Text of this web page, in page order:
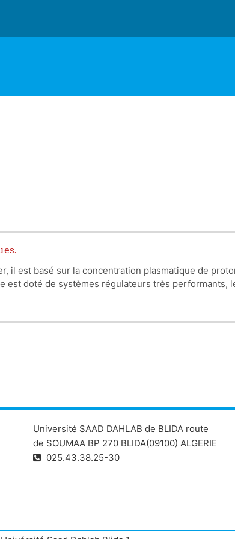
il est basé sur la concentration plasmatique de
est doté de systèmes régulateurs très performants, l
Université SAAD DAHLAB de BLIDA route
de SOUMAA BP 270 BLIDA(09100) ALGERIE
025.43.38.25-30